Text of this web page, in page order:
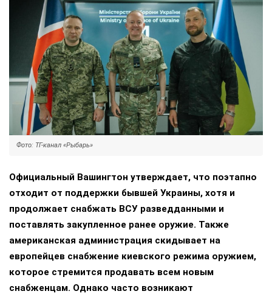
Фото: ТГ-канал «Рыбарь»
Официальный Вашингтон утверждает, что поэтапно
отходит от поддержки бывшей Украины, хотя и
продолжает снабжать ВСУ разведданными и
поставлять закупленное ранее оружие. Также
американская администрация скидывает на
европейцев снабжение киевского режима оружием,
которое стремится продавать всем новым
снабженцам. Однако часто возникают